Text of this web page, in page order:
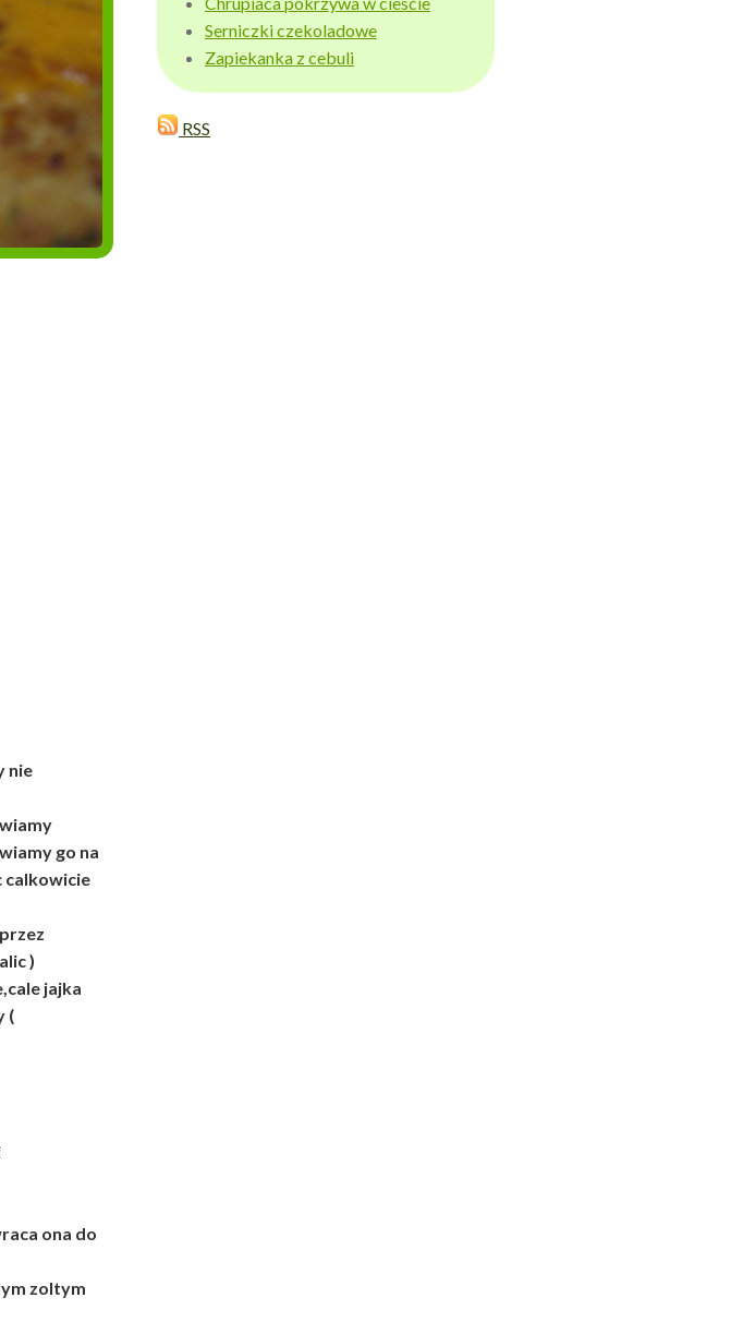
nie
go na
calkowicie
)
jajka
(
ona do
zoltym
Serniczki czekoladowe
Zapiekanka z cebuli
RSS